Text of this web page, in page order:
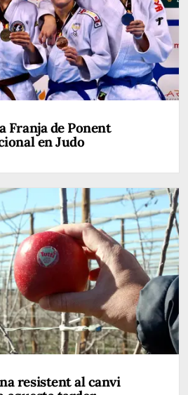
Franja de Ponent
en Judo
resistent al canvi